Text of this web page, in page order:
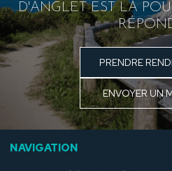
D'ANGLET EST LÀ
PRENDRE
ENVOYER UN
NAVIGATION